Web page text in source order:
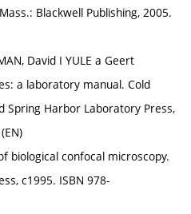
Blackwell Publishing, 2005.
David I YULE a Geert
a laboratory manual. Cold
Spring Harbor Laboratory Press,
biological confocal microscopy.
c1995. ISBN 978-